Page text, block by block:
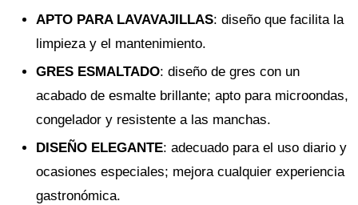
APTO PARA LAVAVAJILLAS: diseño que facilita la
limpieza y el mantenimiento.
GRES ESMALTADO: diseño de gres con un
acabado de esmalte brillante; apto para microondas,
congelador y resistente a las manchas.
DISEÑO ELEGANTE: adecuado para el uso diario y
ocasiones especiales; mejora cualquier experiencia
gastronómica.